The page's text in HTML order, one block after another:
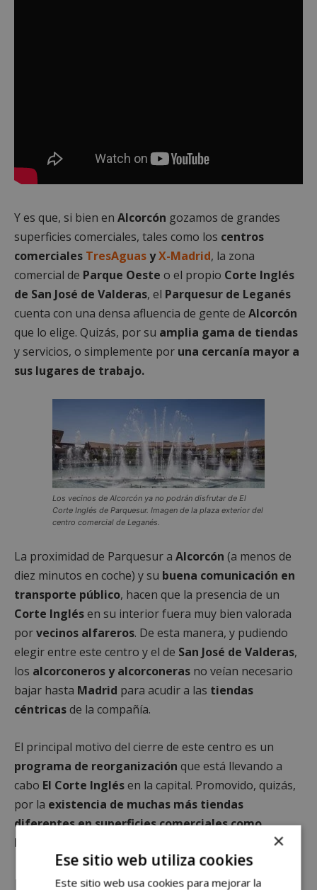
Y es que, si bien en Alcorcón gozamos de grandes
superficies comerciales, tales como los centros
comerciales TresAguasyX-Madrid, la zona
comercial de Parque Oeste o el propio Corte Inglés
de San José de Valderas, el Parquesur de Leganés
cuenta con una densa afluencia de gente de Alcorcón
que lo elige. Quizás, por su amplia gama de tiendas
y servicios, o simplemente por una cercanía mayor a
sus lugares de trabajo.
Los vecinos de Alcorcón ya no podrán disfrutar de El
Corte Inglés de Parquesur. Imagen de la plaza exterior del
centro comercial de Leganés.
La proximidad de Parquesur a Alcorcón (a menos de
diez minutos en coche) y su buena comunicación en
transporte público, hacen que la presencia de un
Corte Inglésen su interior fuera muy bien valorada
porvecinos alfareros. De esta manera, y pudiendo
elegir entre este centro y el de San José de Valderas,
los alcorconeros y alcorconeras no veían necesario
bajar hasta Madrid para acudir a las tiendas
céntricasde la compañía.
El principal motivo del cierre de este centro es un
programa de reorganización que está llevando a
cabo El Corte Inglésen la capital. Promovido, quizás,
por la existencia de muchas más tiendas
diferentes en superficies comerciales como
Parquesur.
×
Ese sitio web utiliza cookies
Este sitio web usa cookies para mejorar la